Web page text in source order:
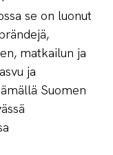
se on luonut
matkailun ja
ja
Suomen